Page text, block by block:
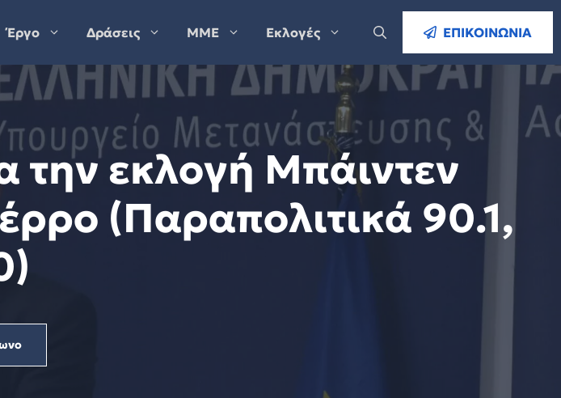
Έργο Δράσεις ΜΜΕ Εκλογές ΕΠΙΚΟΙΝΩΝΙΑ
την εκλογή Μπάιντεν
(Παραπολιτικά 90.1,